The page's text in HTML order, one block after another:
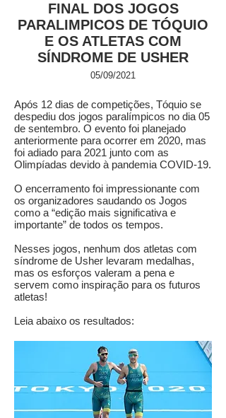
FINAL DOS JOGOS
PARALIMPICOS DE TÓQUIO
E OS ATLETAS COM
SÍNDROME DE USHER
05/09/2021
Após 12 dias de competições, Tóquio se
despediu dos jogos paralímpicos no dia 05
de sentembro. O evento foi planejado
anteriormente para ocorrer em 2020, mas
foi adiado para 2021 junto com as
Olimpíadas devido à pandemia COVID-19.
O encerramento foi impressionante com
os organizadores saudando os Jogos
como a “edição mais significativa e
importante” de todos os tempos.
Nesses jogos, nenhum dos atletas com
síndrome de Usher levaram medalhas,
mas os esforços valeram a pena e
servem como inspiração para os futuros
atletas!
Leia abaixo os resultados: